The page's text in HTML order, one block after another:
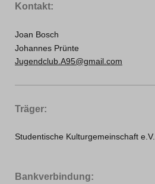
Kontakt:
Joan Bosch
Johannes Prünte
Jugendclub.A95@gmail.com
Träger:
Studentische Kulturgemeinschaft e.V.
Bankverbindung: